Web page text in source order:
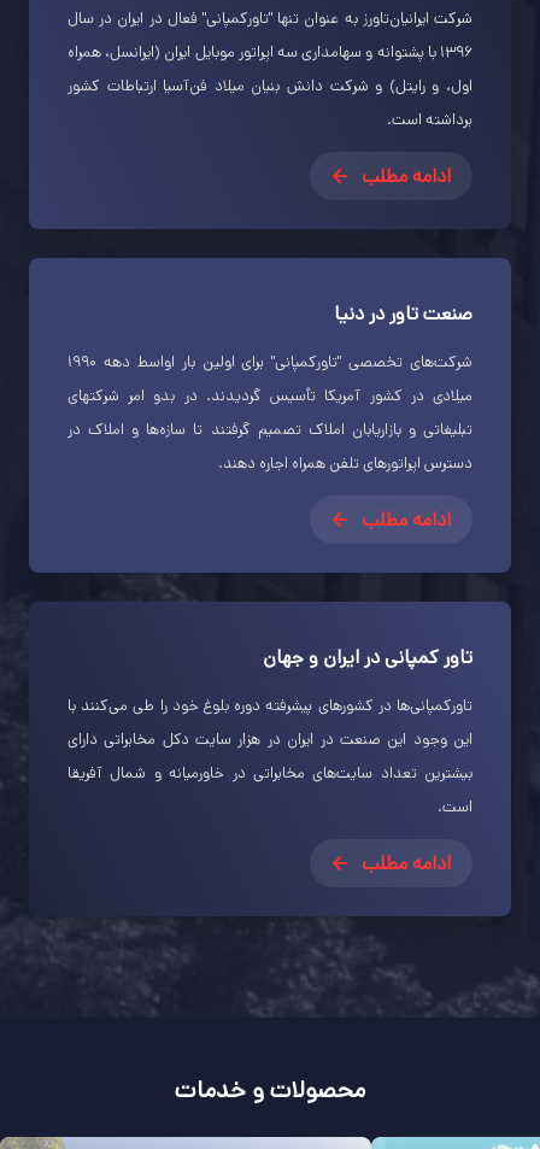
شرکت ایرانیان‌تاورز به عنوان تنها "تاورکمپانی" فعال در ایران در سال
۱۳۹۶ با پشتوانه و سهامداری سه اپراتور موبایل ایران (ایرانسل، همراه
اول، و رایتل) و شرکت دانش بنیان میلاد‌ فن‌آسیا ارتباطات کشور
برداشته است.
ادامه مطلب
صنعت تاور در دنیا
شرکت‌های تخصصی "تاور‌کمپانی" برای اولین بار اواسط دهه ۱۹۹۰
میلادی در کشور آمریکا تأسیس گردیدند. در بدو امر شرکتهای
تبلیغاتی و بازاریابان املاک تصمیم گرفتند تا سازه‌ها و املاک در
دسترس اپراتورهای تلفن همراه اجاره دهند.
ادامه مطلب
تاور کمپانی در ایران و جهان
تاورکمپانی‌ها در کشورهای پیشرفته دوره بلوغ خود را طی می‌کنند با
این وجود این صنعت در ایران در هزار سایت دکل مخابراتی دارای
بیشترین تعداد سایت‌های مخابراتی در خاورمیانه و شمال آفریقا
است.
ادامه مطلب
محصولات و خدمات